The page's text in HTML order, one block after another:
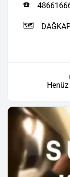
☎️
🗺️